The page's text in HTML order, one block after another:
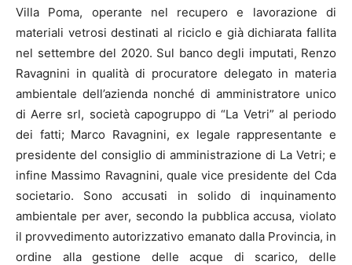
Villa Poma, operante nel recupero e lavorazione di
materiali vetrosi destinati al riciclo e già dichiarata fallita
nel settembre del 2020. Sul banco degli imputati, Renzo
Ravagnini in qualità di procuratore delegato in materia
ambientale dell’azienda nonché di amministratore unico
di Aerre srl, società capogruppo di “La Vetri” al periodo
dei fatti; Marco Ravagnini, ex legale rappresentante e
presidente del consiglio di amministrazione di La Vetri; e
infine Massimo Ravagnini, quale vice presidente del Cda
societario. Sono accusati in solido di inquinamento
ambientale per aver, secondo la pubblica accusa, violato
il provvedimento autorizzativo emanato dalla Provincia, in
ordine alla gestione delle acque di scarico, delle